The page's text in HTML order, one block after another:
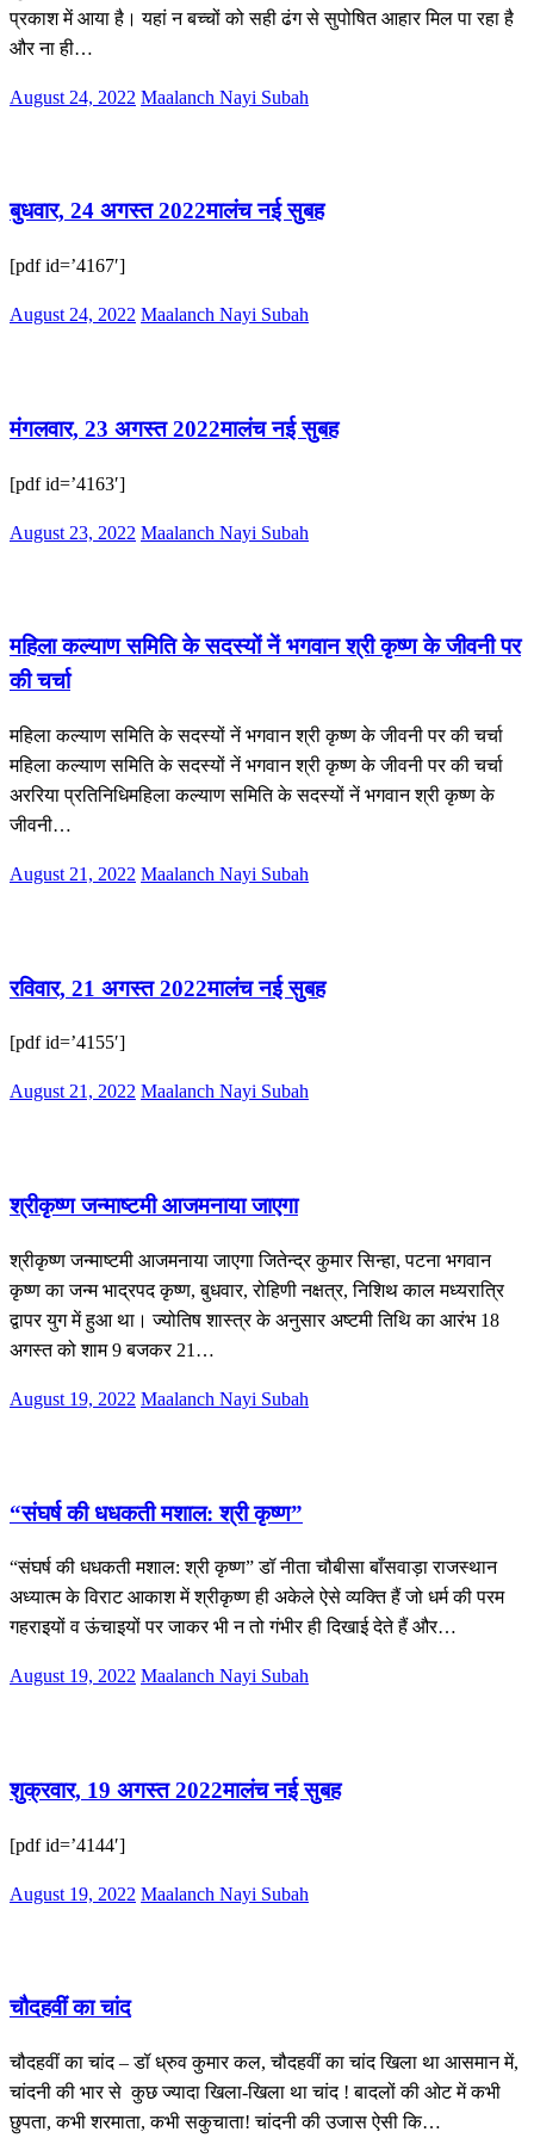
प्रकाश में आया है। यहां न बच्चों को सही ढंग से सुपोषित आहार मिल पा रहा है
और ना ही…
Posted
August 24, 2022 Maalanch Nayi Subah
बुधवार, 24 अगस्त 2022मालंच नई सुबह
[pdf id=’4167′]
Posted
August 24, 2022 Maalanch Nayi Subah
मंगलवार, 23 अगस्त 2022मालंच नई सुबह
[pdf id=’4163′]
Posted
August 23, 2022 Maalanch Nayi Subah
महिला कल्याण समिति के सदस्यों नें भगवान श्री कृष्ण के जीवनी पर
की चर्चा
महिला कल्याण समिति के सदस्यों नें भगवान श्री कृष्ण के जीवनी पर की चर्चा
महिला कल्याण समिति के सदस्यों नें भगवान श्री कृष्ण के जीवनी पर की चर्चा
अररिया प्रतिनिधिमहिला कल्याण समिति के सदस्यों नें भगवान श्री कृष्ण के
जीवनी…
Posted
August 21, 2022 Maalanch Nayi Subah
रविवार, 21 अगस्त 2022मालंच नई सुबह
[pdf id=’4155′]
Posted
August 21, 2022 Maalanch Nayi Subah
श्रीकृष्ण जन्माष्टमी आजमनाया जाएगा
श्रीकृष्ण जन्माष्टमी आजमनाया जाएगा जितेन्द्र कुमार सिन्हा, पटना भगवान
कृष्ण का जन्म भाद्रपद कृष्ण, बुधवार, रोहिणी नक्षत्र, निशिथ काल मध्‍यरात्रि
द्वापर युग में हुआ था। ज्योतिष शास्त्र के अनुसार अष्टमी तिथि का आरंभ 18
अगस्त को शाम 9 बजकर 21…
Posted
August 19, 2022 Maalanch Nayi Subah
“संघर्ष की धधकती मशाल: श्री कृष्ण”
“संघर्ष की धधकती मशाल: श्री कृष्ण” डॉ नीता चौबीसा बाँसवाड़ा राजस्थान
अध्यात्म के विराट आकाश में श्रीकृष्ण ही अकेले ऐसे व्यक्ति हैं जो धर्म की परम
गहराइयों व ऊंचाइयों पर जाकर भी न तो गंभीर ही दिखाई देते हैं और…
Posted
August 19, 2022 Maalanch Nayi Subah
शुक्रवार, 19 अगस्त 2022मालंच नई सुबह
[pdf id=’4144′]
Posted
August 19, 2022 Maalanch Nayi Subah
चौदहवीं का चांद
चौदहवीं का चांद – डॉ ध्रुव कुमार कल, चौदहवीं का चांद खिला था आसमान में,
चांदनी की भार से कुछ ज्यादा खिला-खिला था चांद ! बादलों की ओट में कभी
छुपता, कभी शरमाता, कभी सकुचाता! चांदनी की उजास ऐसी कि…